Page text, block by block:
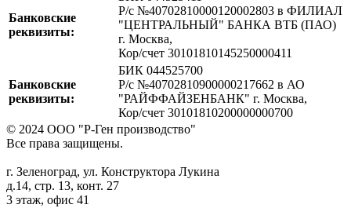
Банковские
реквизиты:
Р/с №40702810000120002803 в ФИЛИАЛ
"ЦЕНТРАЛЬНЫЙ" БАНКА ВТБ (ПАО)
г. Москва,
Кор/счет 30101810145250000411
Банковские
реквизиты:
БИК 044525700
Р/с №40702810900000217662 в АО
"РАЙФФАЙЗЕНБАНК" г. Москва,
Кор/счет 30101810200000000700
© 2024 ООО "Р-Ген производство"
Все права защищены.
г. Зеленоград, ул. Конструктора Лукина
д.14, стр. 13, конт. 27
3 этаж, офис 41